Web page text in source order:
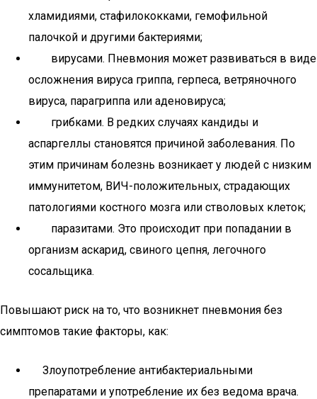
хламидиями, стафилококками, гемофильной
палочкой и другими бактериями;
вирусами. Пневмония может развиваться в виде
осложнения вируса гриппа, герпеса, ветряночного
вируса, парагриппа или аденовируса;
грибками. В редких случаях кандиды и
аспаргеллы становятся причиной заболевания. По
этим причинам болезнь возникает у людей с низким
иммунитетом, ВИЧ-положительных, страдающих
патологиями костного мозга или стволовых клеток;
паразитами. Это происходит при попадании в
организм аскарид, свиного цепня, легочного
сосальщика.
Повышают риск на то, что возникнет пневмония без
симптомов такие факторы, как:
Злоупотребление антибактериальными
препаратами и употребление их без ведома врача.